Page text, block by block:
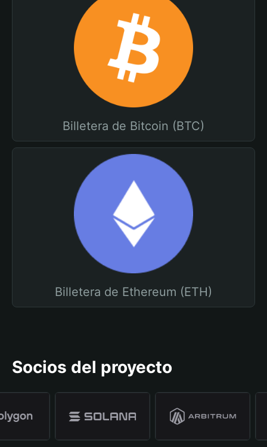
Billetera de Bitcoin (BTC)
Billetera de Ethereum (ETH)
Socios del proyecto